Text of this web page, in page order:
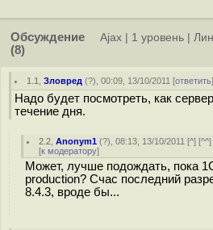
Обсуждение
(8)
Ajax 1 уровень
1.1 ,Зловред (?), 00:09, 13/10/2011 [ответить
Надо будет посмотреть, как
течение дня.
2.2 ,Anonym1 (?), 08:13, 13/10/2011 [^] [^^]
[к модератору]
Может, лучше подождать, пока
production? Счас последний
8.4.3, вроде бы...